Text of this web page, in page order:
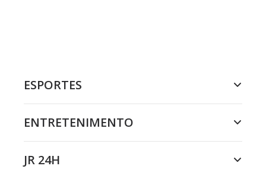
ESPORTES
ENTRETENIMENTO
JR 24H